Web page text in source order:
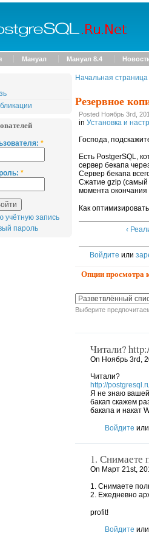
Мануал Мануал 8.4
*
*
учётную запись
пароль
Начальная страница
Резервное
Posted Ноябрь 3rd,
in Установка и
Господа,
Есть PostgerSQL,
сервер бекапа
Сервер бекапа
Сжатие gzip (самый
момента
Как
‹
Войдите или
Опции просмотра
Выберите
Читали?
On Ноябрь 3rd,
Читали?
http://
Я не знаю
бакап скажем
бакапа и накат
Войдите или
1. Снимаете
On Март 21st,
1. Снимаете
2. Ежедневно
profit!
Войдите или